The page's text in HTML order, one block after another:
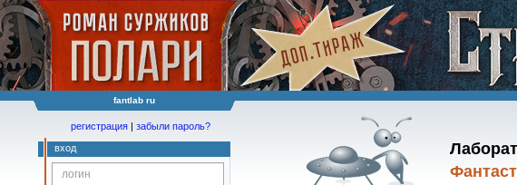
fantlab ru
регистрация | забыли пароль?
вход